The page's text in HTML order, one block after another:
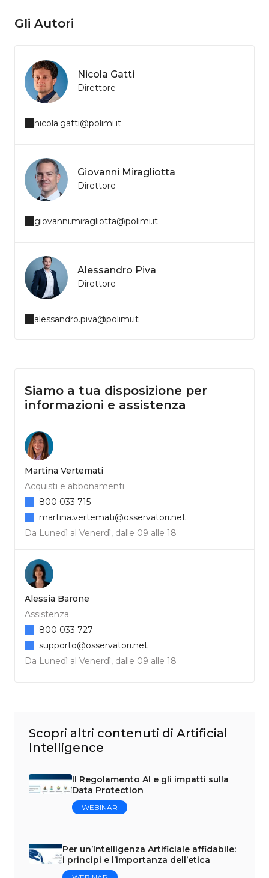
Gli Autori
Nicola Gatti
Direttore
nicola.gatti@polimi.it
Giovanni Miragliotta
Direttore
giovanni.miragliotta@polimi.it
Alessandro Piva
Direttore
alessandro.piva@polimi.it
Siamo a tua disposizione per
informazioni e assistenza
Martina Vertemati
Acquisti e abbonamenti
Da Lunedì al Venerdì, dalle 09 alle 18
800 033 715
martina.vertemati@osservatori.net
Alessia Barone
Assistenza
Da Lunedì al Venerdì, dalle 09 alle 18
800 033 727
supporto@osservatori.net
Scopri altri contenuti di Artificial
Intelligence
Il Regolamento AI e gli impatti sulla
Data Protection
WEBINAR
Per un’Intelligenza Artificiale affidabile:
i principi e l’importanza dell’etica